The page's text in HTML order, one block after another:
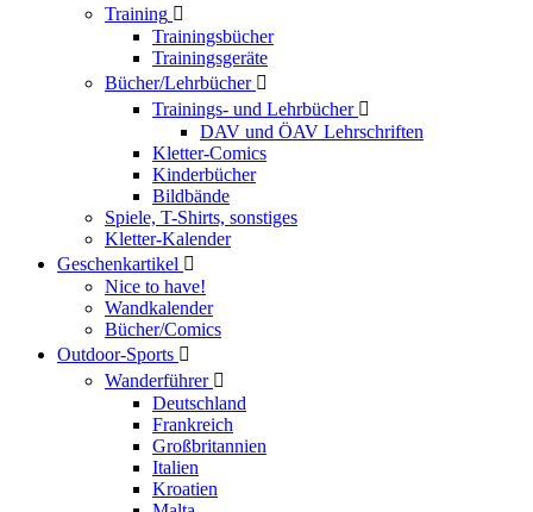
Training 
Trainingsbücher
Trainingsgeräte
Bücher/Lehrbücher 
Trainings- und Lehrbücher 
DAV und ÖAV Lehrschriften
Kletter-Comics
Kinderbücher
Bildbände
Spiele, T-Shirts, sonstiges
Kletter-Kalender
Geschenkartikel 
Nice to have!
Wandkalender
Bücher/Comics
Outdoor-Sports 
Wanderführer 
Deutschland
Frankreich
Großbritannien
Italien
Kroatien